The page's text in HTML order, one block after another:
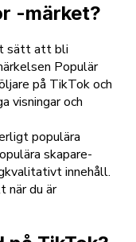
-märket?
sätt att bli
Populär
på TikTok och
visningar och
populära
skapare-
innehåll.
när du är